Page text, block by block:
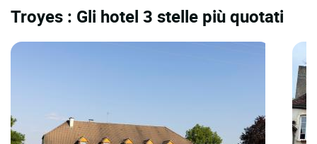
Troyes : Gli hotel 3 stelle più quotati